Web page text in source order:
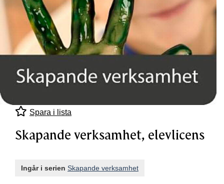
Spara i lista
Skapande verksamhet, elevlicens
Ingår i serien Skapande verksamhet